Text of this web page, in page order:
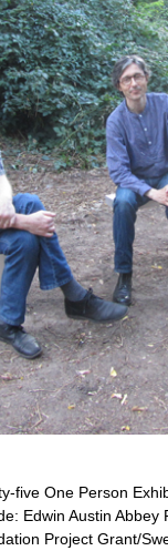
five One Person
Edwin Austin
Project Grant/